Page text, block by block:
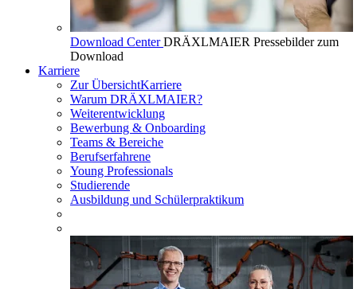
Download CenterDRÄXLMAIER Pressebilder zum
Download
Karriere
Zur ÜbersichtKarriere
Warum DRÄXLMAIER?
Weiterentwicklung
Bewerbung & Onboarding
Teams & Bereiche
Berufserfahrene
Young Professionals
Studierende
Ausbildung und Schülerpraktikum